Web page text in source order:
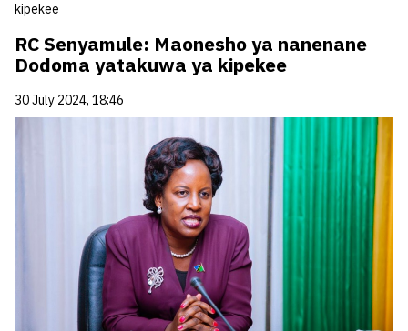
kipekee
RC Senyamule: Maonesho ya nanenane
Dodoma yatakuwa ya kipekee
30 July 2024, 18:46